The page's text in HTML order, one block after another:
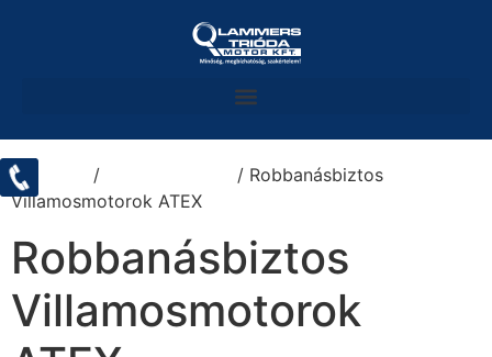
Kezdőlap /
/ Robbanásbiztos
Villamosmotorok ATEX
Robbanásbiztos
Villamosmotorok